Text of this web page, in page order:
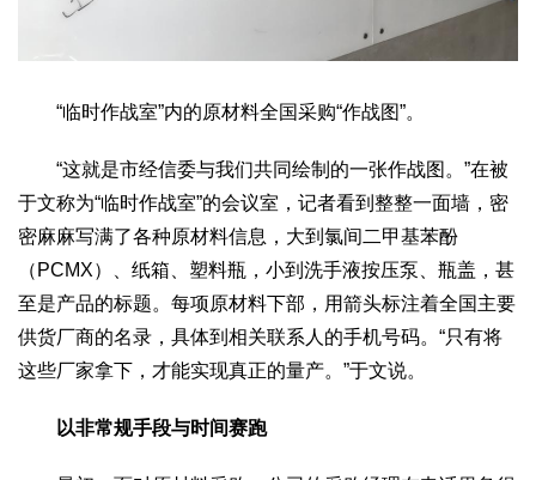
“临时作战室”内的原材料全国采购“作战图”。
“这就是市经信委与我们共同绘制的一张作战图。”在被
于文称为“临时作战室”的会议室，记者看到整整一面墙，密
密麻麻写满了各种原材料信息，大到氯间二甲基苯酚
（PCMX）、纸箱、塑料瓶，小到洗手液按压泵、瓶盖，甚
至是产品的标题。每项原材料下部，用箭头标注着全国主要
供货厂商的名录，具体到相关联系人的手机号码。“只有将
这些厂家拿下，才能实现真正的量产。”于文说。
以非常规手段与时间赛跑